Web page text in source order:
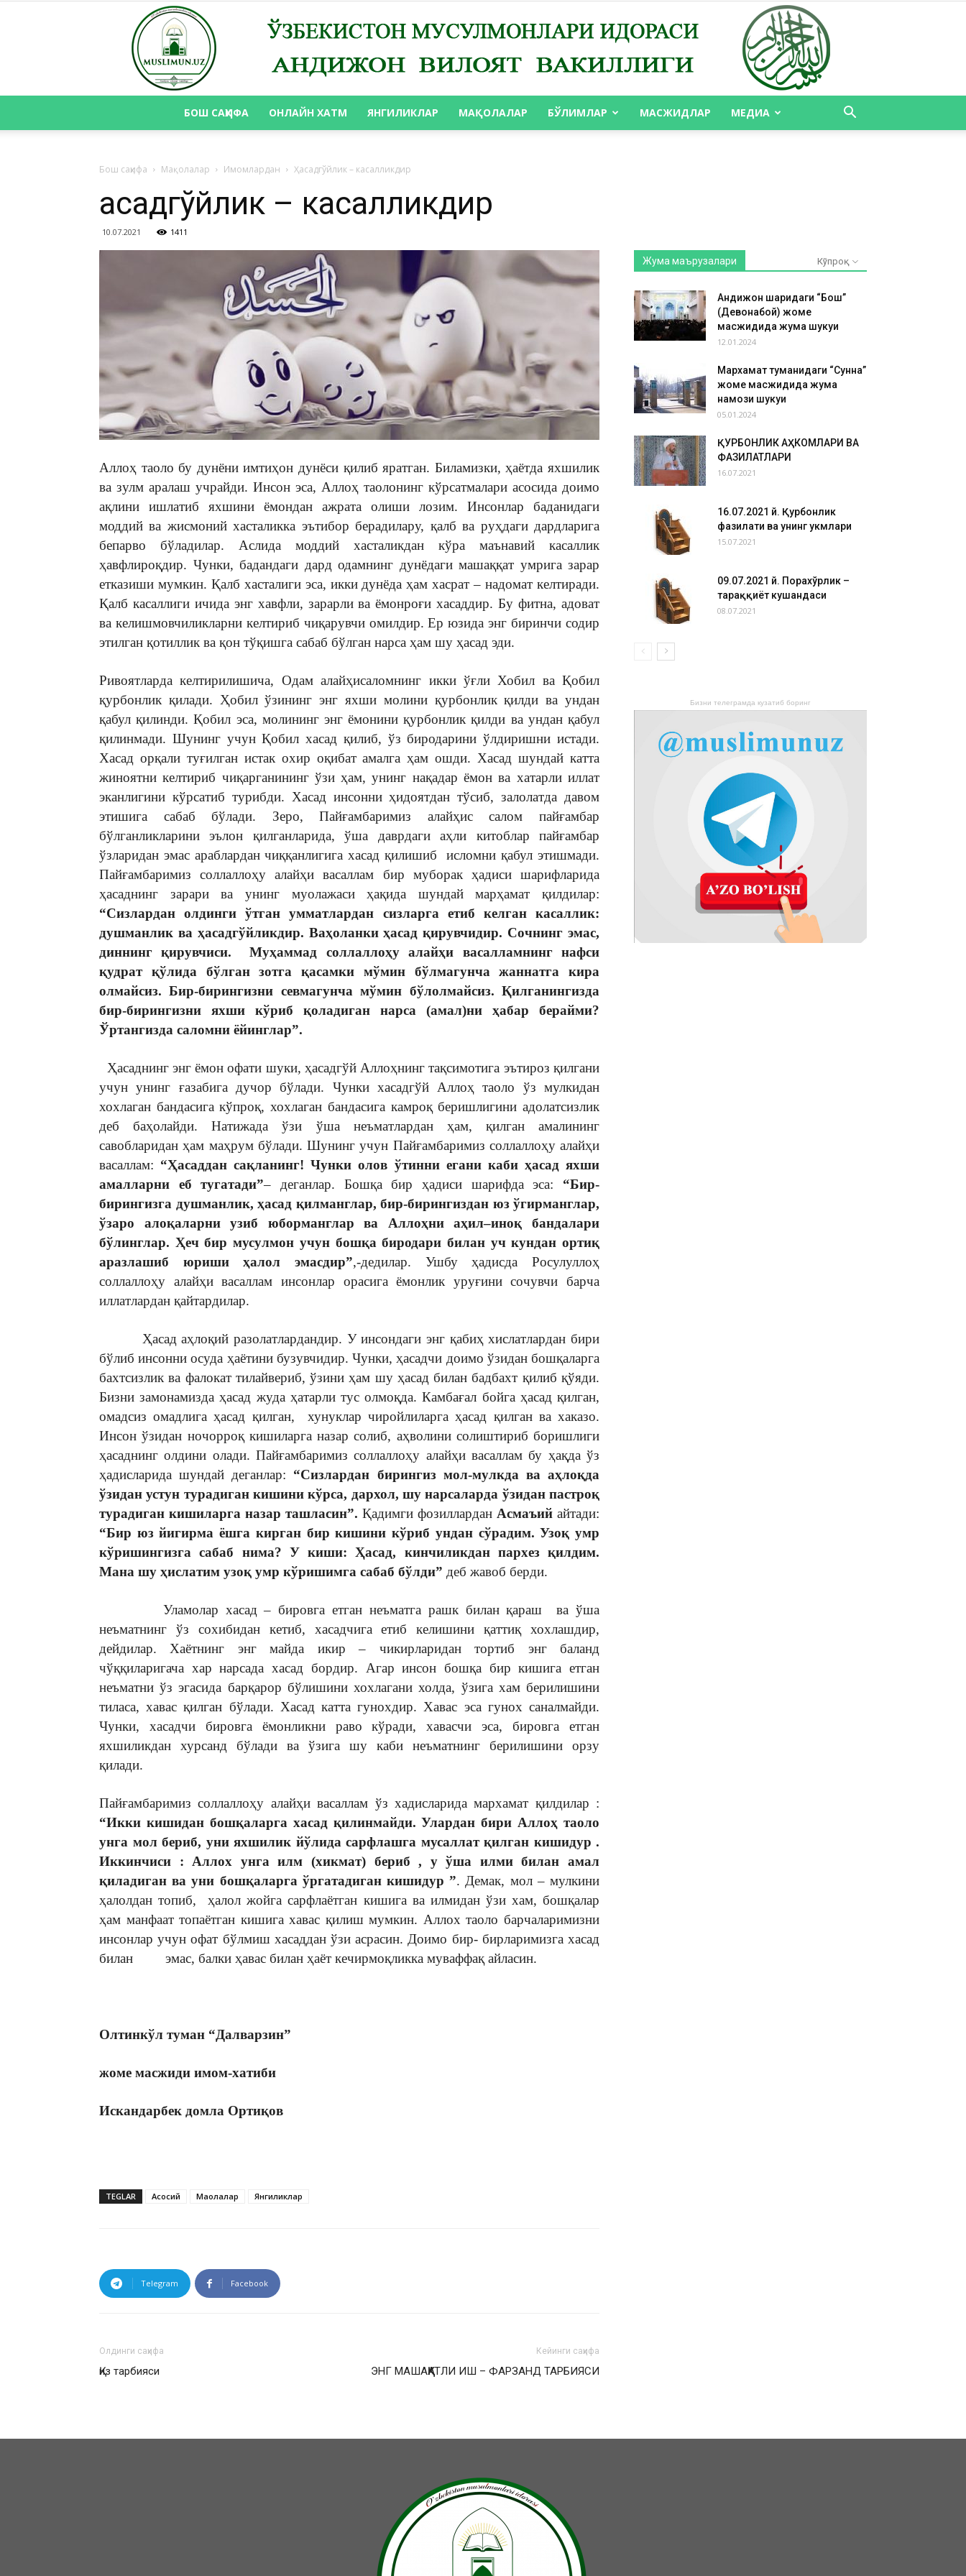
ВАКИЛЛИГИ
БОШ САҲИФА ОНЛАЙН ХАТМ ЯНГИЛИКЛАР МАҚОЛАЛАР БЎЛИМЛАР МАСЖИДЛАР МЕДИА
Бош саҳифа Мақолалар Имомлардан Ҳасадгўйлик – касалликдир
Ҳасадгўйлик – касалликдир
10.07.2021 1411
Аллоҳ таоло бу дунёни имтиҳон дунёси қилиб яратган. Биламизки, ҳаётда яхшилик
ва зулм аралаш учрайди. Инсон эса, Аллоҳ таолонинг кўрсатмалари асосида доимо
ақлини ишлатиб яхшини ёмондан ажрата олиши лозим. Инсонлар баданидаги
моддий ва жисмоний хасталикка эътибор берадилару, қалб ва руҳдаги дардларига
бепарво бўладилар. Аслида моддий хасталикдан кўра маънавий касаллик
ҳавфлироқдир. Чунки, бадандаги дард одамнинг дунёдаги машаққат умрига зарар
етказиши мумкин. Қалб хасталиги эса, икки дунёда ҳам хасрат – надомат келтиради.
Қалб касаллиги ичида энг хавфли, зарарли ва ёмонроғи хасаддир. Бу фитна, адоват
ва келишмовчиликларни келтириб чиқарувчи омилдир. Ер юзида энг биринчи содир
этилган қотиллик ва қон тўқишга сабаб бўлган нарса ҳам шу ҳасад эди.
Ривоятларда келтирилишича, Одам алайҳисаломнинг икки ўғли Хобил ва Қобил
қурбонлик қилади. Ҳобил ўзининг энг яхши молини қурбонлик қилди ва ундан
қабул қилинди. Қобил эса, молининг энг ёмонини қурбонлик қилди ва ундан қабул
қилинмади. Шунинг учун Қобил хасад қилиб, ўз биродарини ўлдиришни истади.
Хасад орқали туғилган истак охир оқибат амалга ҳам ошди. Хасад шундай катта
жиноятни келтириб чиқарганининг ўзи ҳам, унинг нақадар ёмон ва хатарли иллат
эканлигини кўрсатиб турибди. Хасад инсонни ҳидоятдан тўсиб, залолатда давом
этишига сабаб бўлади. Зеро, Пайғамбаримиз алайҳис салом пайғамбар
бўлганликларини эълон қилганларида, ўша даврдаги аҳли китоблар пайғамбар
ўзларидан эмас араблардан чиққанлигига хасад қилишиб исломни қабул этишмади.
Пайғамбаримиз соллаллоҳу алайҳи васаллам бир муборак ҳадиси шарифларида
ҳасаднинг зарари ва унинг муолажаси ҳақида шундай марҳамат қилдилар:
“Сизлардан олдинги ўтган умматлардан сизларга етиб келган касаллик:
душманлик ва ҳасадгўйликдир. Ваҳоланки ҳасад қирувчидир. Сочнинг эмас,
диннинг қирувчиси. Муҳаммад соллаллоҳу алайҳи васалламнинг нафси
қудрат қўлида бўлган зотга қасамки мўмин бўлмагунча жаннатга кира
олмайсиз. Бир-бирингизни севмагунча мўмин бўлолмайсиз. Қилганингизда
бир-бирингизни яхши кўриб қоладиган нарса (амал)ни ҳабар берайми?
Ўртангизда саломни ёйинглар”.
Ҳасаднинг энг ёмон офати шуки, ҳасадгўй Аллоҳнинг тақсимотига эътироз қилгани
учун унинг ғазабига дучор бўлади. Чунки хасадгўй Аллоҳ таоло ўз мулкидан
хохлаган бандасига кўпроқ, хохлаган бандасига камроқ беришлигини адолатсизлик
деб баҳолайди. Натижада ўзи ўша неъматлардан ҳам, қилган амалининг
савобларидан ҳам маҳрум бўлади. Шунинг учун Пайғамбаримиз соллаллоҳу алайҳи
васаллам: “Ҳасаддан сақланинг! Чунки олов ўтинни егани каби ҳасад яхши
амалларни еб тугатади”– деганлар. Бошқа бир ҳадиси шарифда эса: “Бир-
бирингизга душманлик, ҳасад қилманглар, бир-бирингиздан юз ўгирманглар,
ўзаро алоқаларни узиб юборманглар ва Аллоҳни аҳил–иноқ бандалари
бўлинглар. Ҳеч бир мусулмон учун бошқа биродари билан уч кундан ортиқ
аразлашиб юриши ҳалол эмасдир”,-дедилар. Ушбу ҳадисда Росулуллоҳ
соллаллоҳу алайҳи васаллам инсонлар орасига ёмонлик уруғини сочувчи барча
иллатлардан қайтардилар.
Ҳасад аҳлоқий разолатлардандир. У инсондаги энг қабиҳ хислатлардан бири
бўлиб инсонни осуда ҳаётини бузувчидир. Чунки, ҳасадчи доимо ўзидан бошқаларга
бахтсизлик ва фалокат тилайвериб, ўзини ҳам шу ҳасад билан бадбахт қилиб қўяди.
Бизни замонамизда ҳасад жуда ҳатарли тус олмоқда. Камбағал бойга ҳасад қилган,
омадсиз омадлига ҳасад қилган, хунуклар чиройлиларга ҳасад қилган ва хаказо.
Инсон ўзидан ночорроқ кишиларга назар солиб, аҳволини солиштириб боришлиги
ҳасаднинг олдини олади. Пайғамбаримиз соллаллоҳу алайҳи васаллам бу ҳақда ўз
ҳадисларида шундай деганлар: “Сизлардан бирингиз мол-мулкда ва аҳлоқда
ўзидан устун турадиган кишини кўрса, дархол, шу нарсаларда ўзидан пастроқ
турадиган кишиларга назар ташласин”. Қадимги фозиллардан Асмаъий айтади:
“Бир юз йигирма ёшга кирган бир кишини кўриб ундан сўрадим. Узоқ умр
кўришингизга сабаб нима? У киши: Ҳасад, кинчиликдан пархез қилдим.
Мана шу ҳислатим узоқ умр кўришимга сабаб бўлди” деб жавоб берди.
Уламолар хасад – бировга етган неъматга рашк билан қараш ва ўша
неъматнинг ўз сохибидан кетиб, хасадчига етиб келишини қаттиқ хохлашдир,
дейдилар. Хаётнинг энг майда икир – чикирларидан тортиб энг баланд
чўққиларигача хар нарсада хасад бордир. Агар инсон бошқа бир кишига етган
неъматни ўз эгасида барқарор бўлишини хохлагани холда, ўзига хам берилишини
тиласа, хавас қилган бўлади. Хасад катта гунохдир. Хавас эса гунох саналмайди.
Чунки, хасадчи бировга ёмонликни раво кўради, хавасчи эса, бировга етган
яхшиликдан хурсанд бўлади ва ўзига шу каби неъматнинг берилишини орзу
қилади.
Пайғамбаримиз соллаллоҳу алайҳи васаллам ўз хадисларида мархамат қилдилар :
“Икки кишидан бошқаларга хасад қилинмайди. Улардан бири Аллоҳ таоло
унга мол бериб, уни яхшилик йўлида сарфлашга мусаллат қилган кишидур .
Иккинчиси : Аллох унга илм (хикмат) бериб , у ўша илми билан амал
қиладиган ва уни бошқаларга ўргатадиган кишидур ”. Демак, мол – мулкини
ҳалолдан топиб, ҳалол жойга сарфлаётган кишига ва илмидан ўзи хам, бошқалар
ҳам манфаат топаётган кишига хавас қилиш мумкин. Аллох таоло барчаларимизни
инсонлар учун офат бўлмиш хасаддан ўзи асрасин. Доимо бир- бирларимизга хасад
билан эмас, балки ҳавас билан ҳаёт кечирмоқликка муваффақ айласин.
Олтинкўл туман “Далварзин”
жоме масжиди имом-хатиби
Искандарбек домла Ортиқов
TEGLAR Асосий Мақолалар Янгиликлар
Telegram Facebook
Олдинги саҳифа
Қиз тарбияси
Кейинги саҳифа
ЭНГ МАШАҚҚАТЛИ ИШ – ФАРЗАНД ТАРБИЯСИ
Жума маърузалари Кўпроқ
Андижон шаҳридаги “Бош”
(Девонабой) жоме
масжидида жума шукуҳи
12.01.2024
Мархамат туманидаги “Сунна”
жоме масжидида жума
намози шукуҳи
05.01.2024
ҚУРБОНЛИК АҲКОМЛАРИ ВА
ФАЗИЛАТЛАРИ
16.07.2021
16.07.2021 й. Қурбонлик
фазилати ва унинг ҳукмлари
15.07.2021
09.07.2021 й. Порахўрлик –
тараққиёт кушандаси
08.07.2021
Бизни телеграмда кузатиб боринг